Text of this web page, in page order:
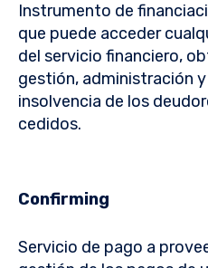
Instrumento de
que puede acceder
del servicio financiero,
gestión, administración
insolvencia de los
cedidos.
Confirming
Servicio de pago a